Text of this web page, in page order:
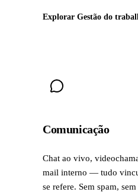
Explorar Gestão do
Comunicação
Chat ao vivo,
mail interno — tudo
se refere. Sem spam,